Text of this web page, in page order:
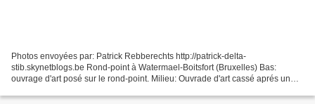
Photos envoyées par: Patrick Rebberechts http://patrick-delta-
stib.skynetblogs.be Rond-point à Watermael-Boitsfort (Bruxelles) Bas:
ouvrage d'art posé sur le rond-point. Milieu: Ouvrade d'art cassé aprés un